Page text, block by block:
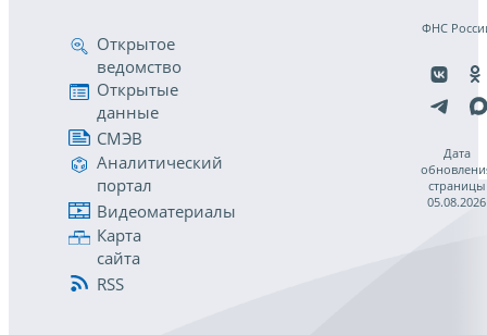
Открытое
ведомство
Открытые
данные
СМЭВ
Аналитический
портал
Видеоматериалы
Карта
сайта
RSS
ФНС
Дата
страницы
05.08.2026